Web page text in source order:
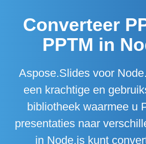
Converteer
PPTM in
Aspose.Slides voor
een krachtige en
bibliotheek waarmee u
presentaties naar
in Node.js kunt